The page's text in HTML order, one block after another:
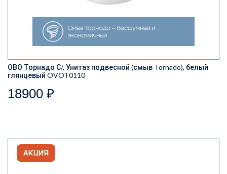
ОВО Торнадо С/, Унитаз подвесной (смыв Tornado), белый
глянцевый OVOT0110
18900 ₽